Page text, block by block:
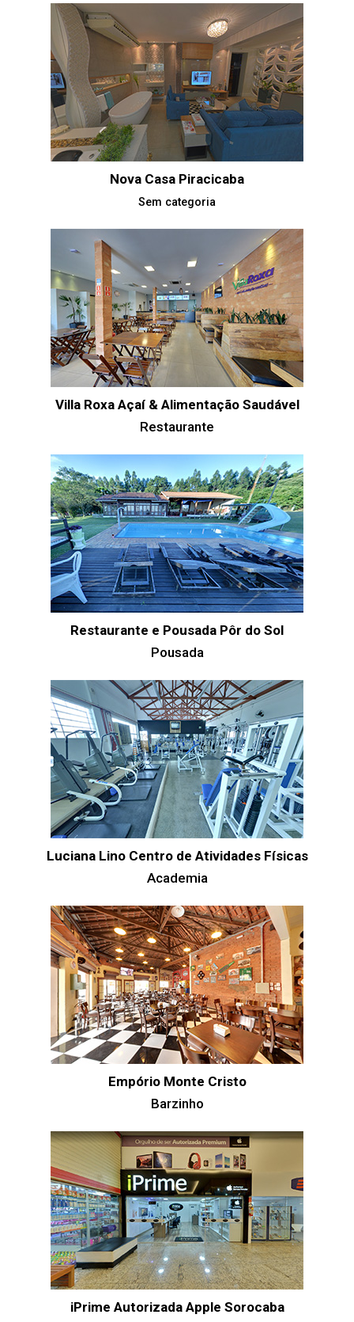
Nova Casa Piracicaba
Sem categoria
Villa Roxa Açaí & Alimentação Saudável
Restaurante
Restaurante e Pousada Pôr do Sol
Pousada
Luciana Lino Centro de Atividades Físicas
Academia
Empório Monte Cristo
Barzinho
iPrime Autorizada Apple Sorocaba